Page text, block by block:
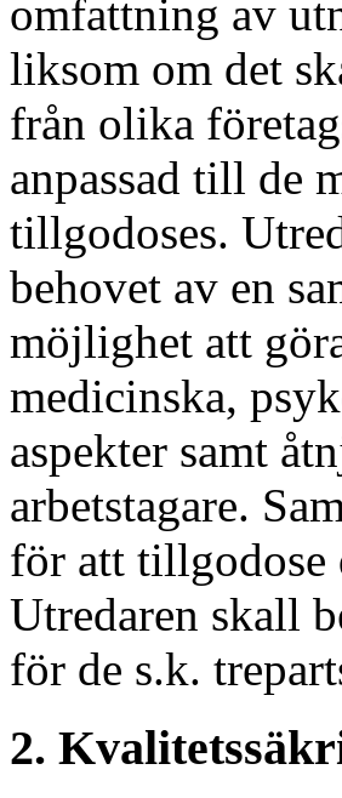
omfattning av
liksom om det
från olika
anpassad till de
tillgodoses.
behovet av en
möjlighet att
medicinska,
aspekter samt
arbetstagare.
för att tillgodose
Utredaren skall
för de s.k.
2.